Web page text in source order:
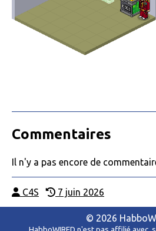
Commentaires
Il n'y a pas encore de
C4S 7 juin 2026
© 2026